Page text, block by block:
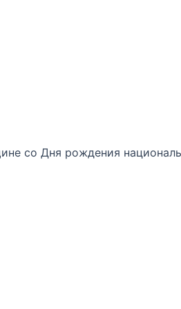
со Дня рождения